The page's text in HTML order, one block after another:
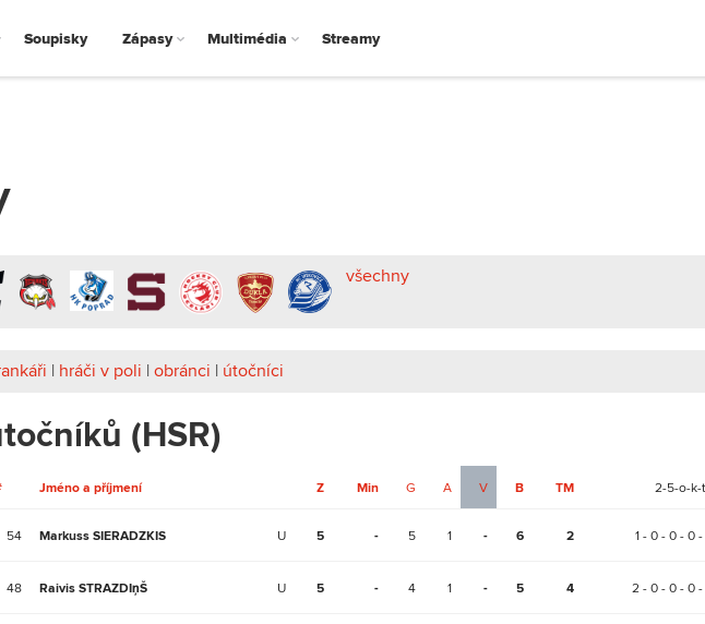
Soupisky Zápasy Multimédia Streamy
všechny
| hráči v poli | obránci | útočníci
(HSR)
Jméno a příjmení Z Min G A V B TM 2-5-o-k-
54 Markuss SIERADZKIS U 5 - 5 1 - 6 2 1 - 0 - 0 - 0
48 Raivis STRAZDIņŠ U 5 - 4 1 - 5 4 2 - 0 - 0 - 0